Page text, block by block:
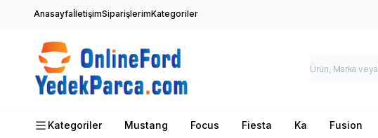
AnasayfaİletişimSiparişlerimKategoriler
Kategoriler Mustang Focus Fiesta Ka Fusion